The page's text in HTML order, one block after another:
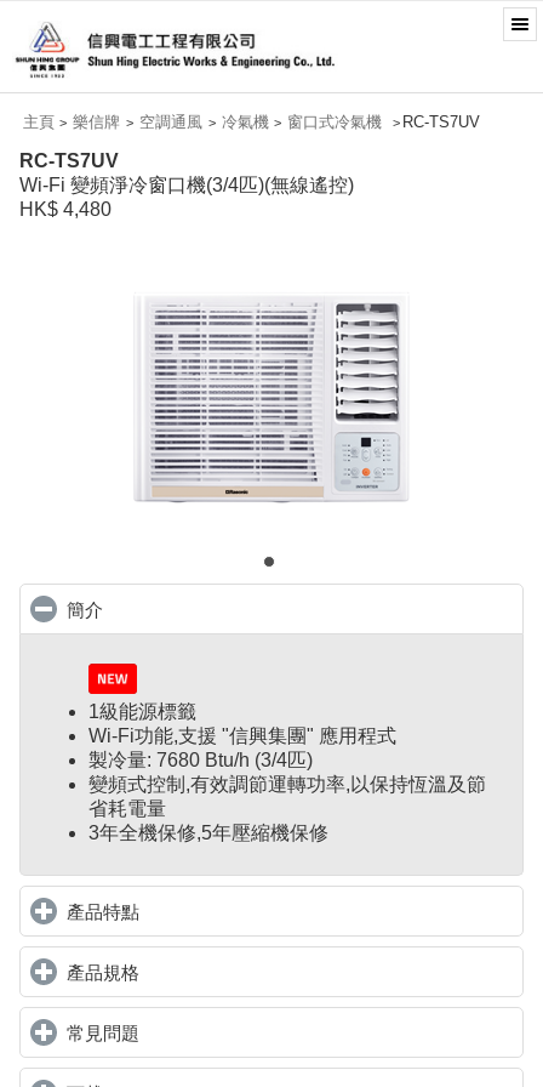
主頁 > 樂信牌 > 空調通風 > 冷氣機 > 窗口式冷氣機 > RC-TS7UV
RC-TS7UV
Wi-Fi 變頻淨冷窗口機(3/4匹)(無線遙控)
HK$ 4,480
簡介
1級能源標籤
Wi-Fi功能,支援 "信興集團" 應用程式
製冷量: 7680 Btu/h (3/4匹)
變頻式控制 ,有效調節運轉功率,以保持恆溫及節
省耗電量
3年全機保修,5年壓縮機保修
產品特點click to expand contents
產品規格
常見問題